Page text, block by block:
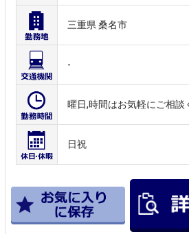
三重県 桑名市
-
曜日,時間はお気軽にご相談
日祝